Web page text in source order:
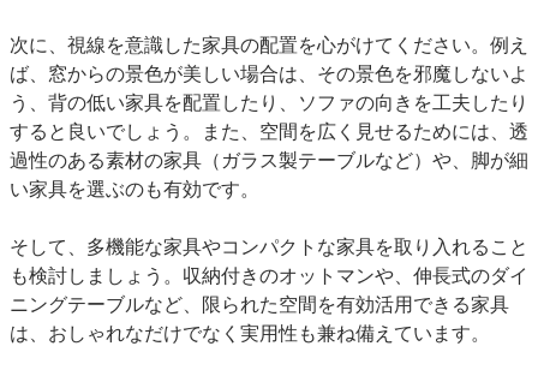
次に、 視線を意識した家具の配置を心がけてください。例え
ば、窓からの景色が美しい場合は、その景色を邪魔しないよ
う、背の低い家具を配置したり、ソファの向きを工夫したり
すると良いでしょう。また、空間を広く見せるためには、透
過性のある素材の家具（ガラス製テーブルなど）や、脚が細
い家具を選ぶのも有効です。
そして、 多機能な家具やコンパクトな家具を取り入れること
も検討しましょう。収納付きのオットマンや、伸長式のダイ
ニングテーブルなど、限られた空間を有効活用できる家具
は、おしゃれなだけでなく実用性も兼ね備えています。